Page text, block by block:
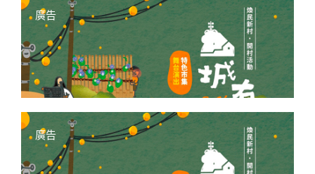
廣告
廣告